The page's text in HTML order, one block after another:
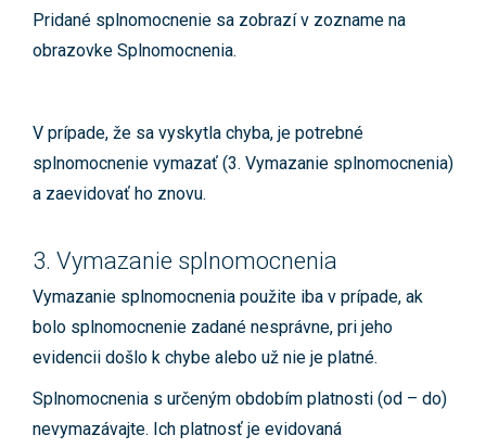
Pridané splnomocnenie sa zobrazí v zozname na
obrazovke Splnomocnenia.
V prípade, že sa vyskytla chyba, je potrebné
splnomocnenie vymazať (3. Vymazanie splnomocnenia)
a zaevidovať ho znovu.
3. Vymazanie splnomocnenia
Vymazanie splnomocnenia použite iba v prípade, ak
bolo splnomocnenie zadané nesprávne, pri jeho
evidencii došlo k chybe alebo už nie je platné.
Splnomocnenia s určeným obdobím platnosti (od – do)
nevymazávajte. Ich platnosť je evidovaná